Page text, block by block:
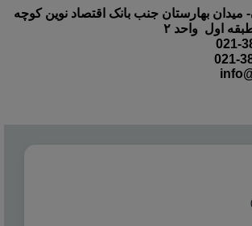
میدان بهارستان جنب بانک اقتصاد نوین کوچه